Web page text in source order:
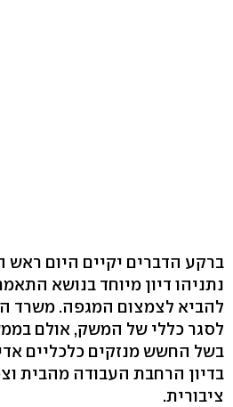
ברקע הדברים יקיים היום ראש
נתניהו דיון מיוחד בנושא
להביא לצמצום המגפה. משרד
לסגר כללי של המשק, אולם
בשל החשש מנזקים כלכליים
בדיון הרחבת העבודה מהבית
ציבורית.